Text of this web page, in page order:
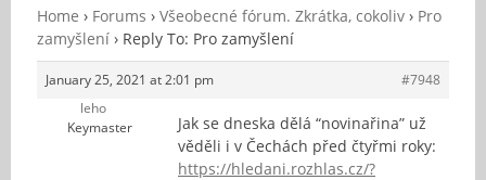
Fórum
O Nezvědavci
Kontakt
Home › Forums › Všeobecné fórum. Zkrátka, cokoliv › Pro
zamyšlení › Reply To: Pro zamyšlení
January 25, 2021 at 2:01 pm
#7948
leho
Keymaster
Jak se dneska dělá “novinařina” už
věděli i v Čechách před čtyřmi roky:
https://hledani.rozhlas.cz/?